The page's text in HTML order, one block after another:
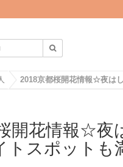
開花情報☆夜
トスポットも